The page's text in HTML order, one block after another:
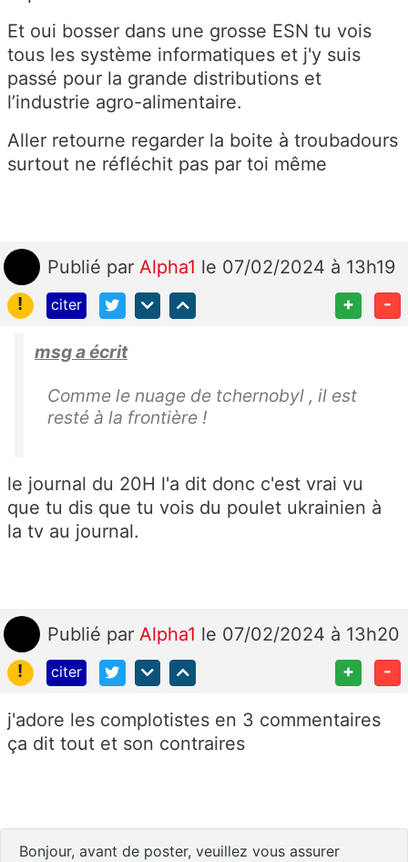
Et oui bosser dans une grosse ESN tu vois
tous les système informatiques et j'y suis
passé pour la grande distributions et
l’industrie agro-alimentaire.
Aller retourne regarder la boite à troubadours
surtout ne réfléchit pas par toi même
Publié par Alpha1 le 07/02/2024 à 13h19
!
citer + -
msg a écrit
Comme le nuage de tchernobyl , il est
resté à la frontière !
le journal du 20H l'a dit donc c'est vrai vu
que tu dis que tu vois du poulet ukrainien à
la tv au journal.
Publié par Alpha1 le 07/02/2024 à 13h20
!
citer + -
j'adore les complotistes en 3 commentaires
ça dit tout et son contraires
Bonjour, avant de poster, veuillez vous assurer